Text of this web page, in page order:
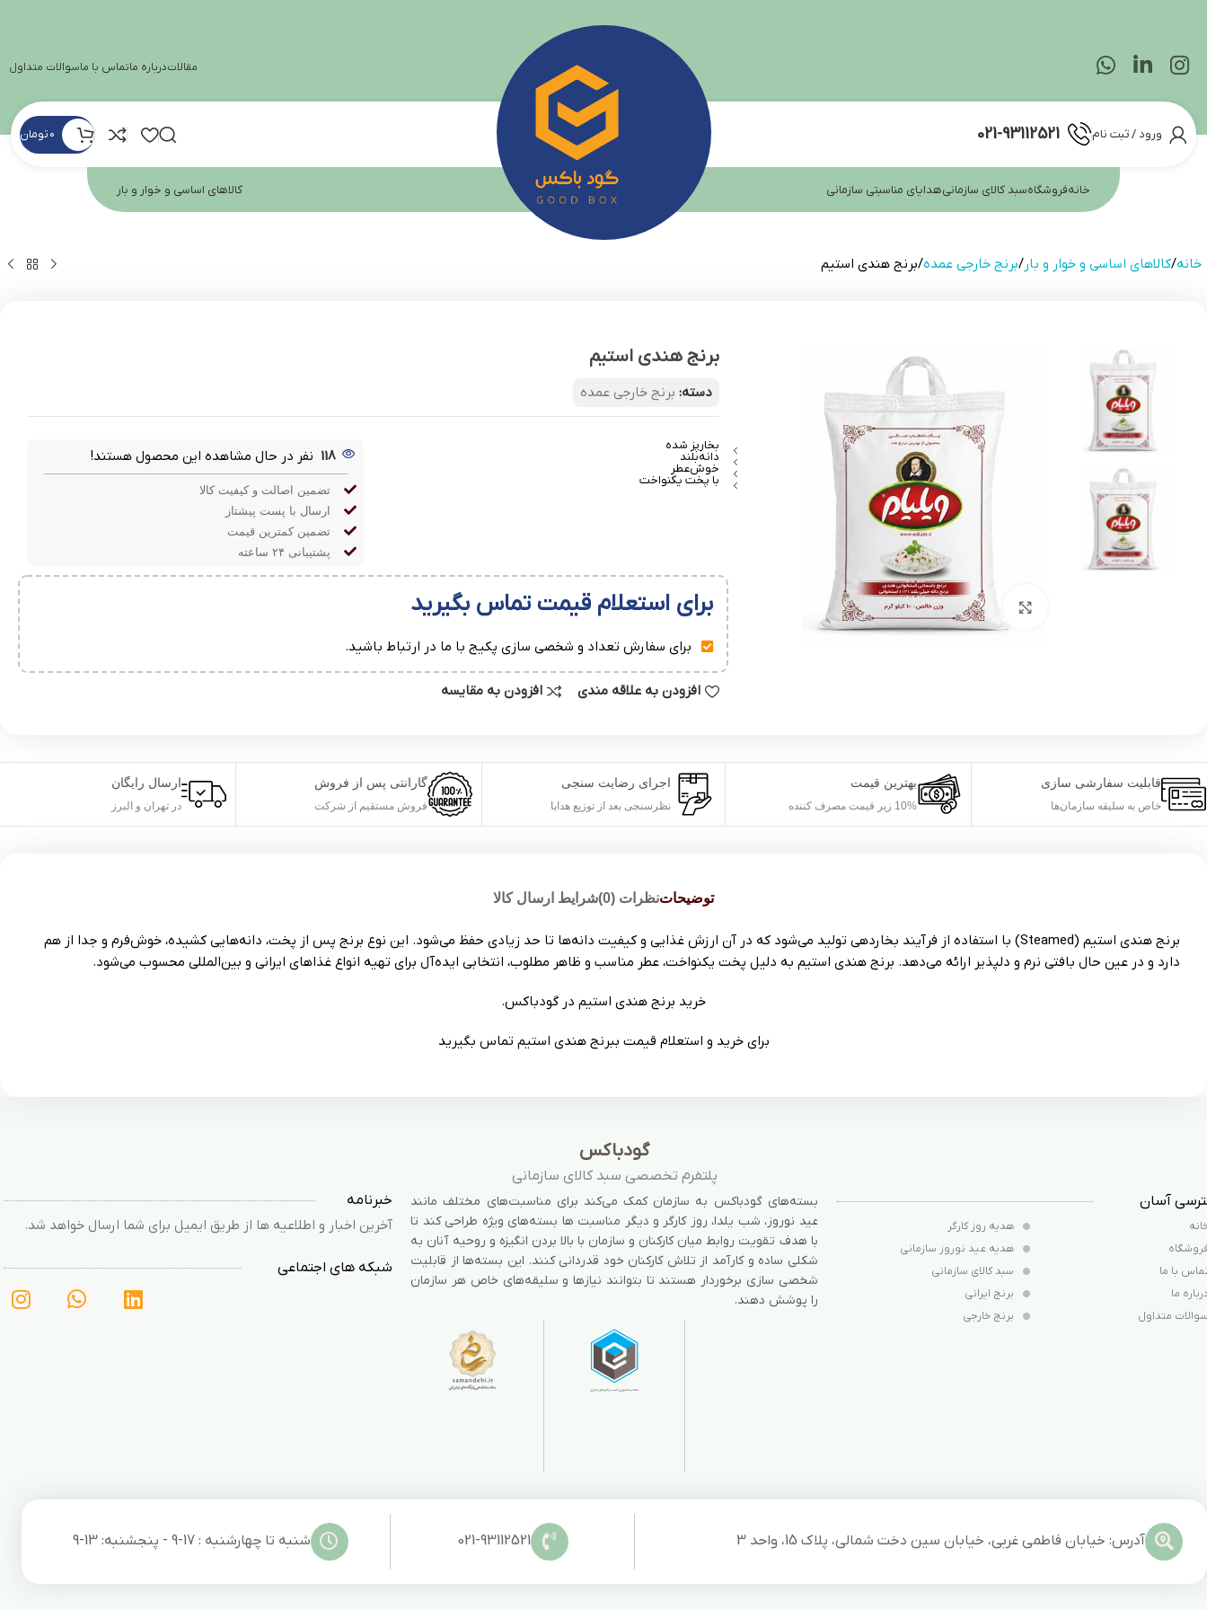
مقالاتدرباره ماتماس با ماسوالات متداول
ورود / ثبت نام 021-93112521
0تومان
خانهفروشگاهسبد کالای سازمانیهدایای مناسبتی سازمانی کالاهای اساسی و خوار و بار
خانه کالاهای اساسی و خوار و بار برنج خارجی عمده برنج هندی استیم
بزرگنمایی تصویر
برنج هندی استیم
دسته: برنج خارجی عمده
بخارپز شده
دانه‌بلند
خوش‌عطر
با پخت یکنواخت
118 نفر در حال مشاهده این محصول هستند!
تضمین اصالت و کیفیت کالا
ارسال با پست پیشتاز
تضمین کمترین قیمت
پشتیبانی ۲۴ ساعته
برای استعلام قیمت تماس بگیرید
برای سفارش تعداد و شخصی سازی پکیج با ما در ارتباط باشید.
افزودن به علاقه مندی افزودن به مقایسه
قابلیت سفارشی سازی
خاص به سلیقه سازمان‌ها
بهترین قیمت
10% زیر قیمت مصرف کننده
اجرای رضایت سنجی
نظرسنجی بعد از توزیع هدایا
گارانتی پس از فروش
فروش مستقیم از شرکت
ارسال رایگان
در تهران و البرز
توضیحاتنظرات (0) شرایط ارسال کالا
برنج هندی استیم (Steamed) با استفاده از فرآیند بخاردهی تولید می‌شود که در آن ارزش غذایی و کیفیت دانه‌ها تا حد زیادی حفظ می‌شود. این نوع برنج پس از پخت، دانه‌هایی کشیده، خوش‌فرم و جدا از هم
دارد و در عین حال بافتی نرم و دلپذیر ارائه می‌دهد. برنج هندی استیم به دلیل پخت یکنواخت، عطر مناسب و ظاهر مطلوب، انتخابی ایده‌آل برای تهیه انواع غذاهای ایرانی و بین‌المللی محسوب می‌شود.
خرید برنج هندی استیم در گودباکس.
برای خرید و استعلام قیمت ببرنج هندی استیم تماس بگیرید
آسان
با ما
ما
متداول
هدیه روز کارگر
هدیه عید نوروز سازمانی
سبد کالای سازمانی
برنج ایرانی
برنج خارجی
گودباکس
پلتفرم تخصصی سبد کالای سازمانی
بسته‌های گودباکس به سازمان کمک می‌کند برای مناسبت‌های مختلف مانند
عید نوروز، شب یلدا، روز کارگر و دیگر مناسبت ها بسته‌های ویژه طراحی کند تا
با هدف تقویت روابط میان کارکنان و سازمان با بالا بردن انگیزه و روحیه آنان به
شکلی ساده و کارآمد از تلاش کارکنان خود قدردانی کنند. این بسته‌ها از قابلیت
شخصی سازی برخوردار هستند تا بتوانند نیازها و سلیقه‌های خاص هر سازمان
را پوشش دهند.
خبرنامه
آخرین اخبار و اطلاعیه ها از طریق ایمیل برای شما ارسال خواهد شد.
شبکه های اجتماعی
آدرس: خیابان فاطمی غربی، خیابان سین دخت شمالی، پلاک 15، واحد 3 021-93112521 شنبه تا چهارشنبه : 17-9 - پنجشنبه: 13-9